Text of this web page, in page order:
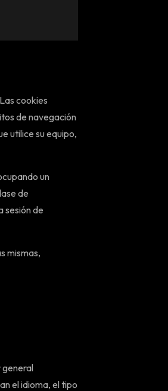
cookies
de navegación
utilice su equipo,
un
de
sesión de
mismas,
general
el idioma, el tipo